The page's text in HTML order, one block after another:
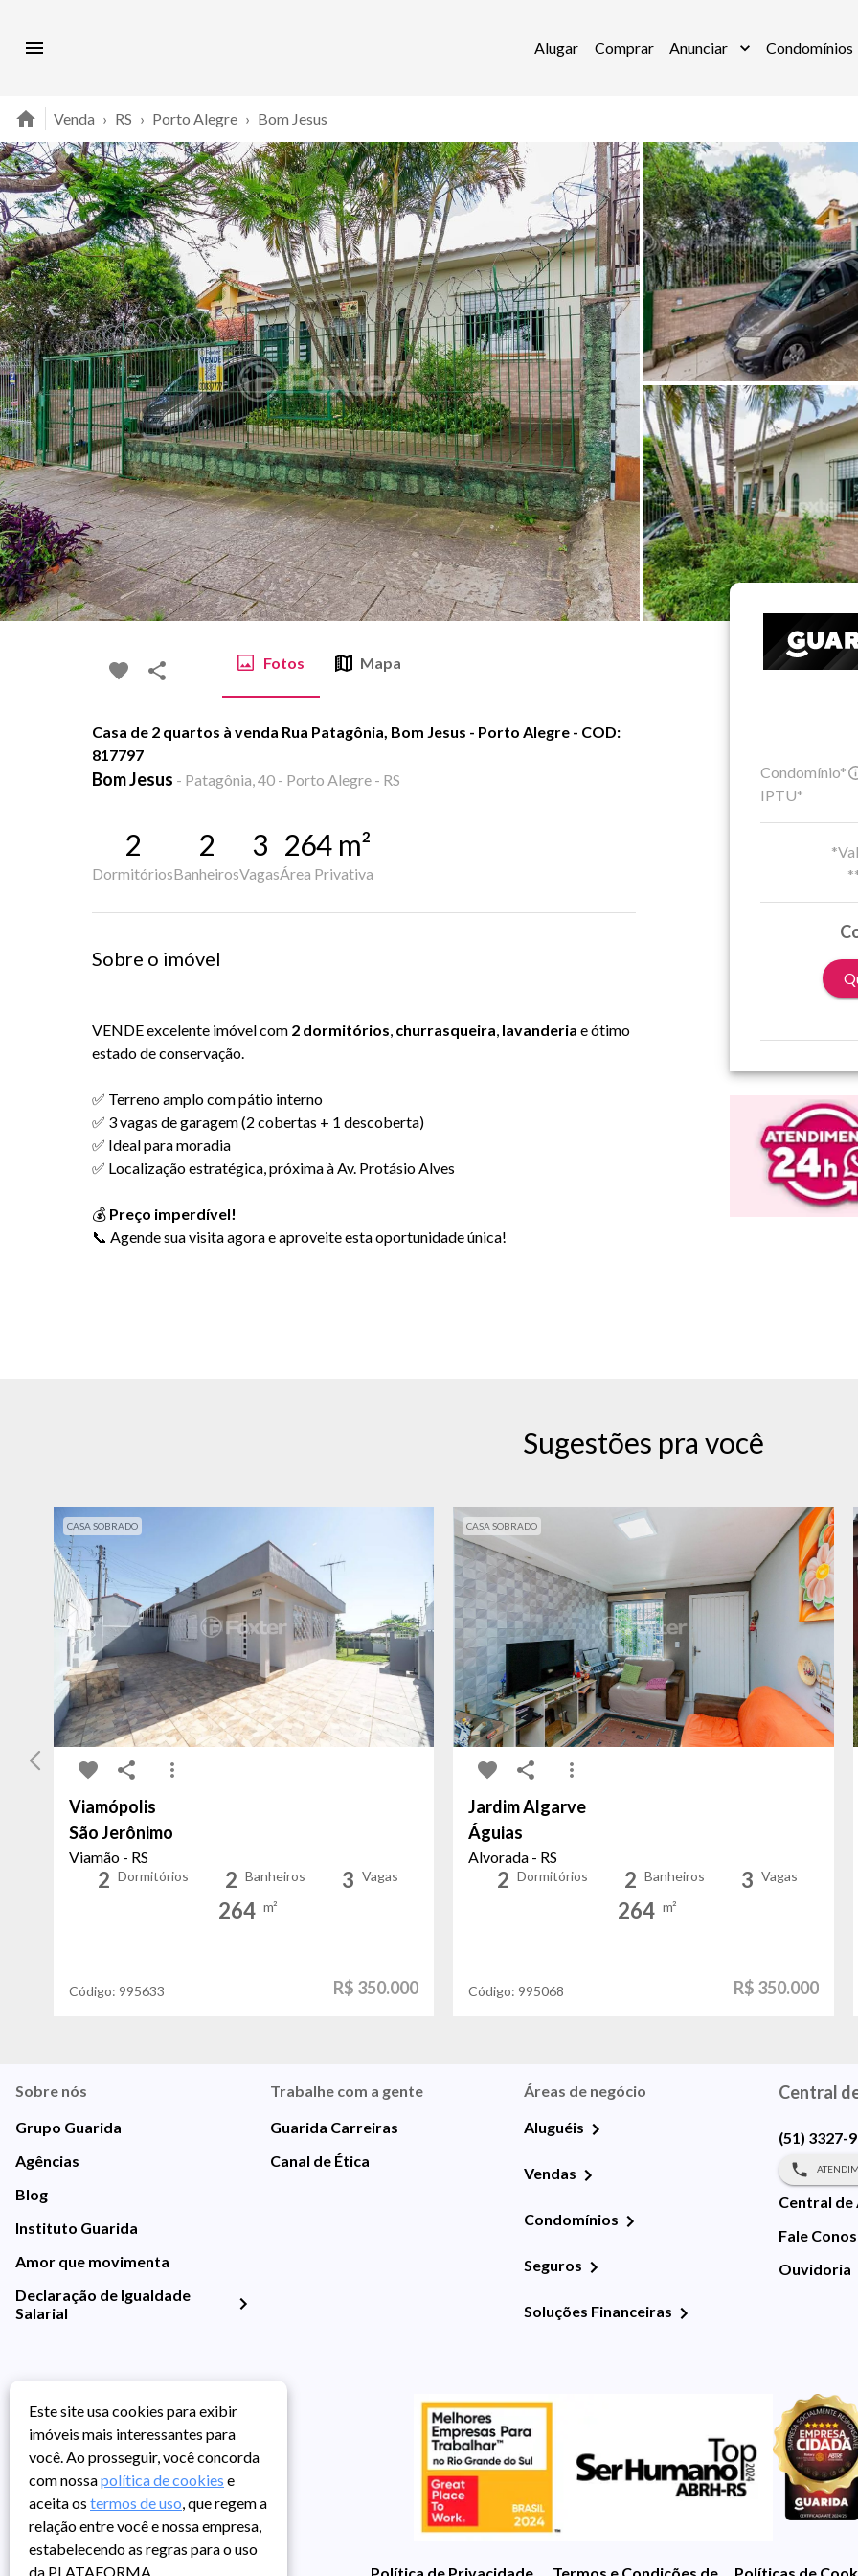
Alugar Comprar Anunciar Condomínios
Venda › RS › Porto Alegre › Bom Jesus
Fotos Mapa
Casa de 2 quartos à venda Rua Patagônia, Bom Jesus - Porto Alegre - COD:
817797
Bom Jesus - Patagônia, 40 - Porto Alegre - RS
2
Dormitórios
2
Banheiros
3
Vagas
264 m²
Área Privativa
Sobre o imóvel
VENDE excelente imóvel com 2 dormitórios, churrasqueira, lavanderia e ótimo
estado de conservação.
✅ Terreno amplo com pátio interno
✅ 3 vagas de garagem (2 cobertas + 1 descoberta)
✅ Ideal para moradia
✅ Localização estratégica, próxima à Av. Protásio Alves
💰 Preço imperdível!
📞 Agende sua visita agora e aproveite esta oportunidade única!
Condomínio*
IPTU*
Sugestões pra você
CASA SOBRADO
Viamópolis
São Jerônimo
Viamão - RS
2 Dormitórios 2 Banheiros 3 Vagas
264 m²
Código: 995633 R$ 350.000
CASA SOBRADO
Jardim Algarve
Águias
Alvorada - RS
2 Dormitórios 2 Banheiros 3 Vagas
264 m²
Código:995068 R$ 350.000
Sobre nós
Grupo Guarida
Agências
Blog
Instituto Guarida
Amor que movimenta
Declaração de Igualdade
Salarial
Trabalhe com a gente
Guarida Carreiras
Canal de Ética
Áreas de negócio
Aluguéis
Vendas
Condomínios
Seguros
Soluções Financeiras
Central
(51) 3327-
Central de
Fale
Ouvidoria
Política de Privacidade Termos e Condições de UsoPolíticas de
Este site usa cookies para exibir
imóveis mais interessantes para
você. Ao prosseguir, você concorda
com nossapolítica de cookies e
aceita os termos de uso, que regem a
relação entre você e nossa empresa,
estabelecendo as regras para o uso
da PLATAFORMA.